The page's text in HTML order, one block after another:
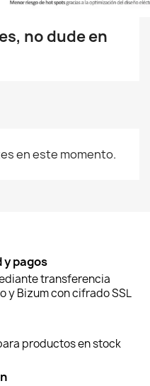
no dude en
en este momento.
pagos
transferencia
Bizum con cifrado SSL
productos en stock